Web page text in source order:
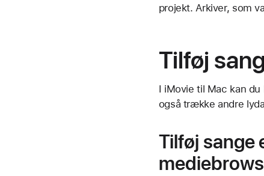
projekt. Arkiver, som
Tilføj
I iMovie til Mac kan
også trække andre
Tilføj sange